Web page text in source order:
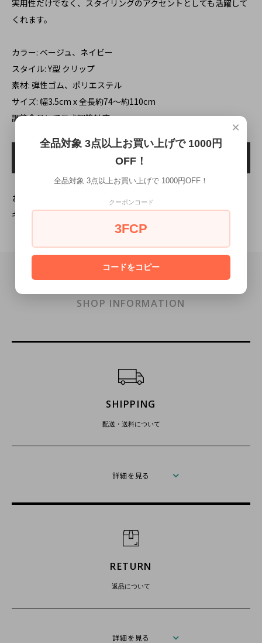
実用性だけでなく、スタイリングのアクセントとしても活躍して
くれます。
カラー: ベージュ、ネイビー
スタイル: Y型 クリップ
素材: 弾性ゴム、ポリエステル
サイズ: 幅3.5cm x 全長約74～約110cm
調節金具にて長さ調節対応。
お届け予定日の確認はこちらをクリック
ギフトラッピングの詳細はこちら
SHOP INFORMATION
SHIPPING
配送・送料について
詳細を見る
RETURN
返品について
詳細を見る
×
全品対象 3点以上お買い上げで 1000円
OFF！
全品対象 3点以上お買い上げで 1000円OFF！
クーポンコード
3FCP
コードをコピー